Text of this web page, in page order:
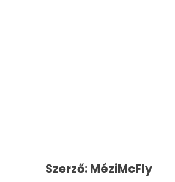
Szerző: MéziMcFly